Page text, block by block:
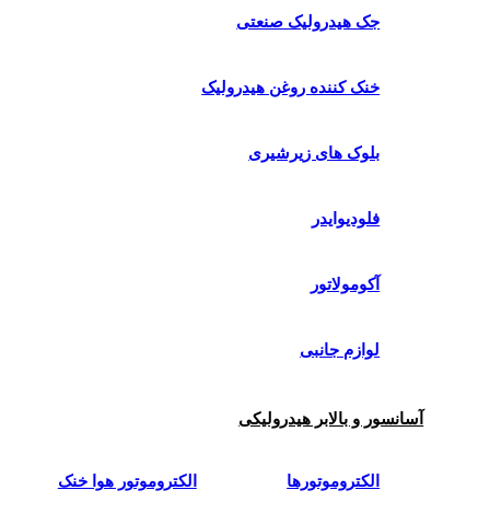
جک هیدرولیک صنعتی
خنک کننده روغن هیدرولیک
بلوک های زیرشیری
فلودیوایدر
آکومولاتور
لوازم جانبی
آسانسور و بالابر هیدرولیکی
الکتروموتورها الکتروموتور هوا خنک